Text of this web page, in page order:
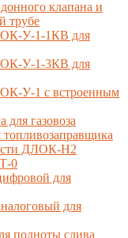
клапана и
трубе
У-1-1КВ для
У-1-3КВ для
У-1 с встроенным
для газовоза
ДЛОК-Н2
0
для
для
полноты слива